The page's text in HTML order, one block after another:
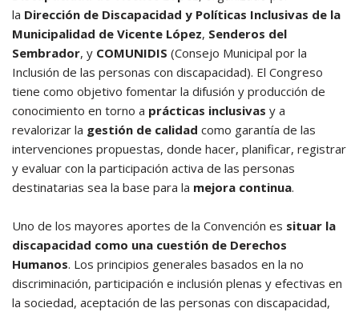
la Dirección de Discapacidad y Políticas Inclusivas de la
Municipalidad de Vicente López, Senderos del
Sembrador, y COMUNIDIS (Consejo Municipal por la
Inclusión de las personas con discapacidad). El Congreso
tiene como objetivo fomentar la difusión y producción de
conocimiento en torno a prácticas inclusivas y a
revalorizar la gestión de calidad como garantía de las
intervenciones propuestas, donde hacer, planificar, registrar
y evaluar con la participación activa de las personas
destinatarias sea la base para la mejora continua.
Uno de los mayores aportes de la Convención es situar la
discapacidad como una cuestión de Derechos
Humanos. Los principios generales basados en la no
discriminación, participación e inclusión plenas y efectivas en
la sociedad, aceptación de las personas con discapacidad,